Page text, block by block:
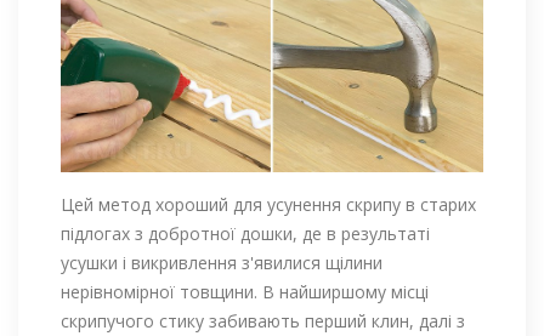
Цей метод хороший для усунення скрипу в старих
підлогах з добротної дошки, де в результаті
усушки і викривлення з'явилися щілини
нерівномірної товщини. В найширшому місці
скрипучого стику забивають перший клин, далі з